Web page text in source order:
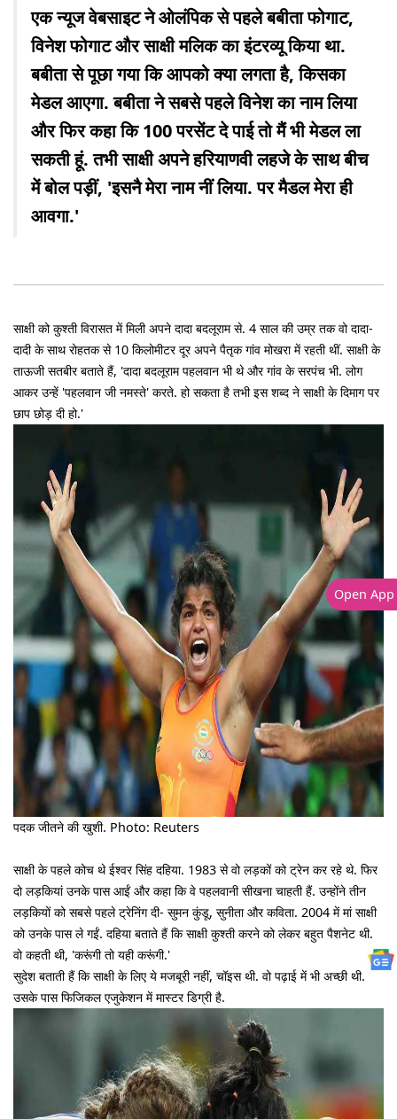
एक न्यूज वेबसाइट ने ओलंपिक से पहले बबीता फोगाट,
विनेश फोगाट और साक्षी मलिक का इंटरव्यू किया था.
बबीता से पूछा गया कि आपको क्या लगता है, किसका
मेडल आएगा. बबीता ने सबसे पहले विनेश का नाम लिया
और फिर कहा कि 100 परसेंट दे पाई तो मैं भी मेडल ला
सकती हूं. तभी साक्षी अपने हरियाणवी लहजे के साथ बीच
में बोल पड़ीं, 'इसनै मेरा नाम नीं लिया. पर मैडल मेरा ही
आवगा.'
साक्षी को कुश्ती विरासत में मिली अपने दादा बदलूराम से. 4 साल की उम्र तक वो दादा-
दादी के साथ रोहतक से 10 किलोमीटर दूर अपने पैतृक गांव मोखरा में रहती थीं. साक्षी के
ताऊजी सतबीर बताते हैं, 'दादा बदलूराम पहलवान भी थे और गांव के सरपंच भी. लोग
आकर उन्हें 'पहलवान जी नमस्ते' करते. हो सकता है तभी इस शब्द ने साक्षी के दिमाग पर
छाप छोड़ दी हो.'
पदक जीतने की खुशी. Photo: Reuters
साक्षी के पहले कोच थे ईश्वर सिंह दहिया. 1983 से वो लड़कों को ट्रेन कर रहे थे. फिर
दो लड़कियां उनके पास आईं और कहा कि वे पहलवानी सीखना चाहती हैं. उन्होंने तीन
लड़कियों को सबसे पहले ट्रेनिंग दी- सुमन कुंडू, सुनीता और कविता. 2004 में मां साक्षी
को उनके पास ले गईं. दहिया बताते हैं कि साक्षी कुश्ती करने को लेकर बहुत पैशनेट थी.
वो कहती थी, 'करूंगी तो यही करूंगी.'
सुदेश बताती हैं कि साक्षी के लिए ये मजबूरी नहीं, चॉइस थी. वो पढ़ाई में भी अच्छी थी.
उसके पास फिजिकल एजुकेशन में मास्टर डिग्री है.
Open App